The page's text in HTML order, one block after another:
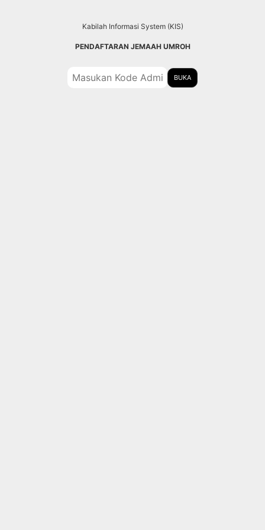
Kabilah Informasi System (KIS)
PENDAFTARAN JEMAAH UMROH